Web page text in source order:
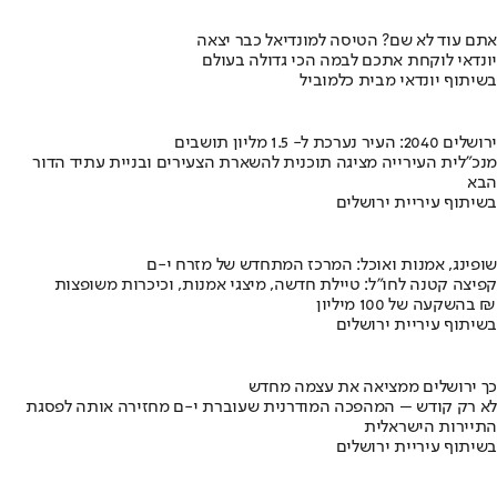
אתם עוד לא שם? הטיסה למונדיאל כבר יצאה
יונדאי לוקחת אתכם לבמה הכי גדולה בעולם
בשיתוף יונדאי מבית כלמוביל
ירושלים 2040: העיר נערכת ל- 1.5 מליון תושבים
מנכ"לית העירייה מציגה תוכנית להשארת הצעירים ובניית עתיד הדור
הבא
בשיתוף עיריית ירושלים
שופינג, אמנות ואוכל: המרכז המתחדש של מזרח י-ם
קפיצה קטנה לחו"ל: טיילת חדשה, מיצגי אמנות, וכיכרות משופצות
בהשקעה של 100 מיליון ₪
בשיתוף עיריית ירושלים
כך ירושלים ממציאה את עצמה מחדש
לא רק קודש – המהפכה המודרנית שעוברת י-ם מחזירה אותה לפסגת
התיירות הישראלית
בשיתוף עיריית ירושלים